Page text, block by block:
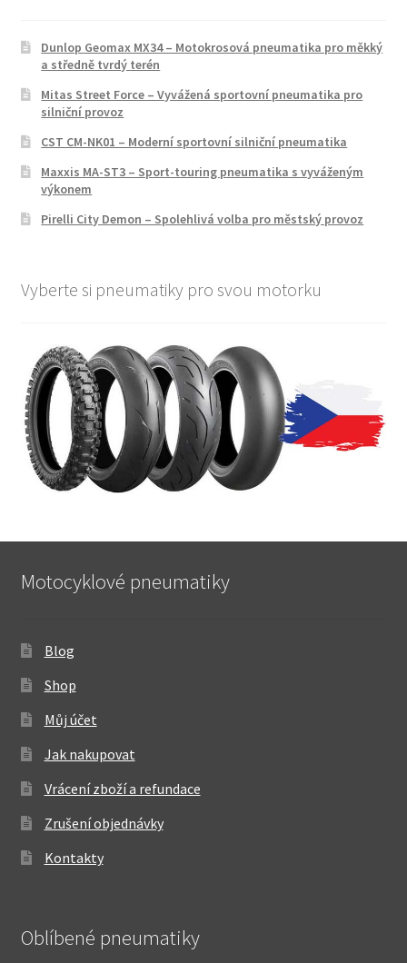
Dunlop Geomax MX34 – Motokrosová pneumatika pro měkký
a středně tvrdý terén
Mitas Street Force – Vyvážená sportovní pneumatika pro
silniční provoz
CST CM-NK01 – Moderní sportovní silniční pneumatika
Maxxis MA-ST3 – Sport-touring pneumatika s vyváženým
výkonem
Pirelli City Demon – Spolehlivá volba pro městský provoz
Vyberte si pneumatiky pro svou motorku
Motocyklové pneumatiky
Blog
Shop
Můj účet
Jak nakupovat
Vrácení zboží a refundace
Zrušení objednávky
Kontakty
Oblíbené pneumatiky